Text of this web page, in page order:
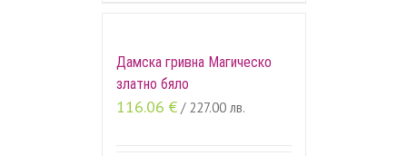
Дамска гривна Магическо
златно бяло
116.06 € / 227.00 лв.